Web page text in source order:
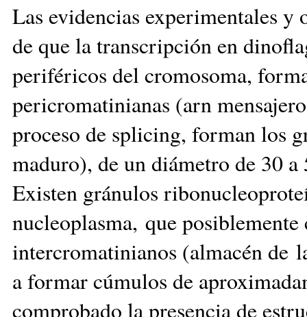
Las evidencias experimentales y
de que la transcripción en
periféricos del cromosoma,
pericromatinianas (arn
proceso de splicing, forman los
maduro), de un diámetro de 30
Existen gránulos
nucleoplasma, que
intercromatinianos (almacén de
a formar cúmulos de
comprobado la presencia de